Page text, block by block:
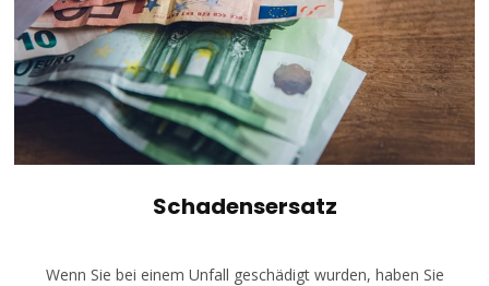
Schadensersatz
Wenn Sie bei einem Unfall geschädigt wurden, haben Sie